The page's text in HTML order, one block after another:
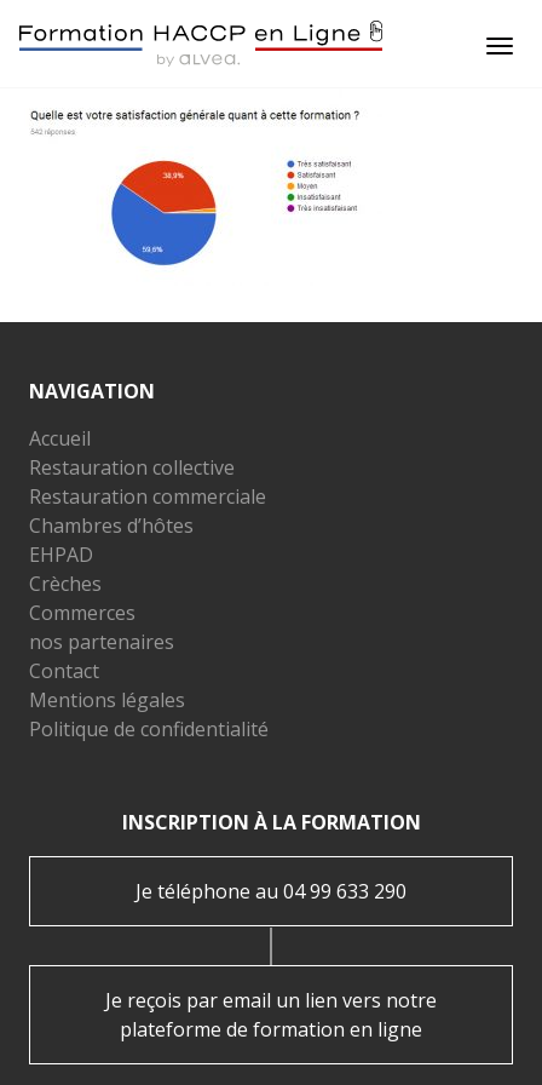
NAVIGATION
Accueil
Restauration collective
Restauration commerciale
Chambres d’hôtes
EHPAD
Crèches
Commerces
nos partenaires
Contact
Mentions légales
Politique de confidentialité
INSCRIPTION À LA FORMATION
Je téléphone au 04 99 633 290
Je reçois par email un lien vers notre
plateforme de formation en ligne